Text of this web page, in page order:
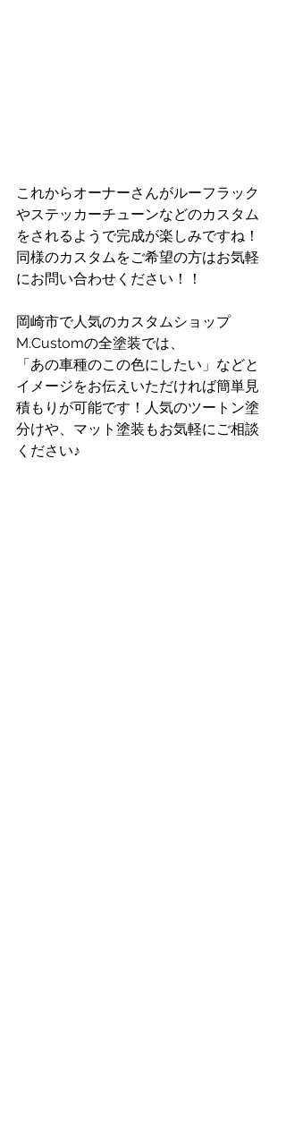
これからオーナーさんがルーフラック
やステッカーチューンなどのカスタム
をされるようで完成が楽しみですね！
同様のカスタムをご希望の方はお気軽
にお問い合わせください！！
岡崎市で人気のカスタムショップ
M.Customの全塗装では、
「あの車種のこの色にしたい」などと
イメージをお伝えいただければ簡単見
積もりが可能です！人気のツートン塗
分けや、マット塗装もお気軽にご相談
ください♪